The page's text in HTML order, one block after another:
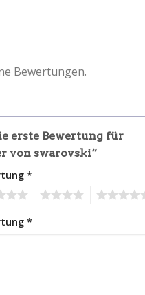
Bewertungen.
erste Bewertung für
von swarovski“
*
*